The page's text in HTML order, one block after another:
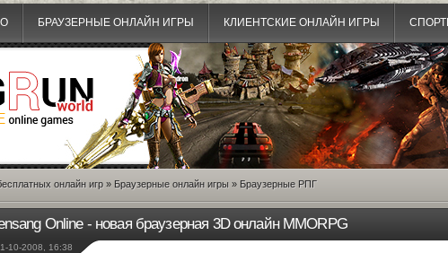
БРАУЗЕРНЫЕ ОНЛАЙН ИГРЫ КЛИЕНТСКИЕ ОНЛАЙН ИГРЫ
онлайн игр » Браузерные онлайн игры » Браузерные РПГ
Online - новая браузерная 3D онлайн MMORPG
10-2008, 16:38